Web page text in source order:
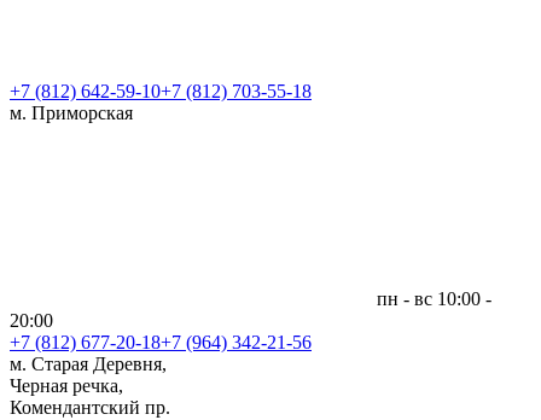
+7 (812) 642-59-10+7 (812) 703-55-18
м. Приморская
пн - вс 10:00 -
20:00
+7 (812) 677-20-18+7 (964) 342-21-56
м. Старая Деревня,
Черная речка,
Комендантский пр.